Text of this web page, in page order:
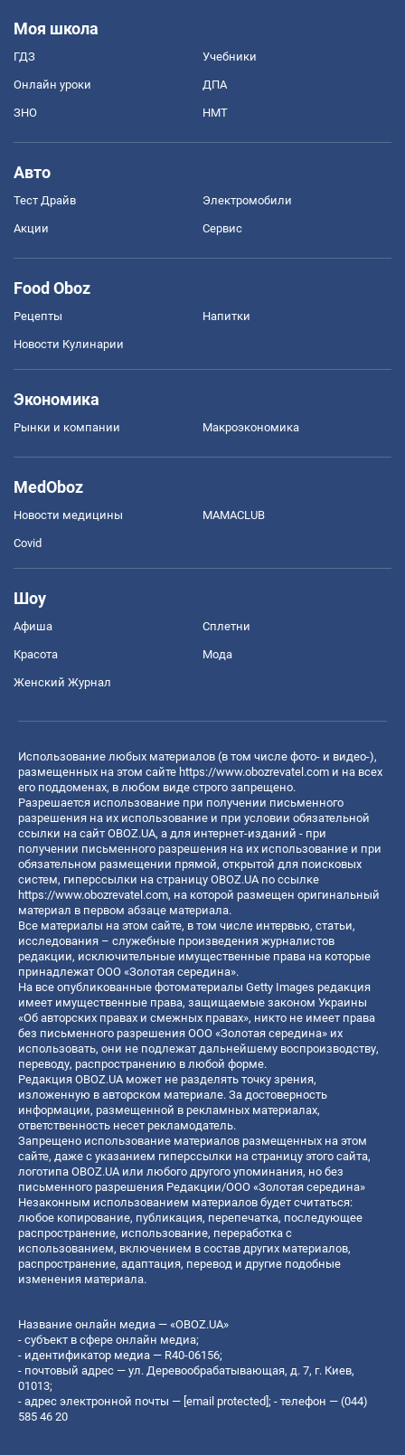
Моя школа
ГДЗ Учебники
Онлайн уроки ДПА
ЗНО НМТ
Авто
Тест Драйв Электромобили
Акции Сервис
Food Oboz
Рецепты Напитки
Новости Кулинарии
Экономика
Рынки и компании Mакроэкономика
MedOboz
Новости медицины MAMACLUB
Covid
Шоу
Афиша Сплетни
Красота Мода
Женский Журнал
Использование любых материалов (в том числе фото- и видео-),
размещенных на этом сайте https://www.obozrevatel.com и на всех
его поддоменах, в любом виде строго запрещено.
Разрешается использование при получении письменного
разрешения на их использование и при условии обязательной
ссылки на сайт OBOZ.UA, а для интернет-изданий - при
получении письменного разрешения на их использование и при
обязательном размещении прямой, открытой для поисковых
систем, гиперссылки на страницу OBOZ.UA по ссылке
https://www.obozrevatel.com, на которой размещен оригинальный
материал в первом абзаце материала.
Все материалы на этом сайте, в том числе интервью, статьи,
исследования – служебные произведения журналистов
редакции, исключительные имущественные права на которые
принадлежат ООО «Золотая середина».
На все опубликованные фотоматериалы Getty Images редакция
имеет имущественные права, защищаемые законом Украины
«Об авторских правах и смежных правах», никто не имеет права
без письменного разрешения ООО «Золотая середина» их
использовать, они не подлежат дальнейшему воспроизводству,
переводу, распространению в любой форме.
Редакция OBOZ.UA может не разделять точку зрения,
изложенную в авторском материале. За достоверность
информации, размещенной в рекламных материалах,
ответственность несет рекламодатель.
Запрещено использование материалов размещенных на этом
сайте, даже с указанием гиперссылки на страницу этого сайта,
логотипа OBOZ.UA или любого другого упоминания, но без
письменного разрешения Редакции/ООО «Золотая середина»
Незаконным использованием материалов будет считаться:
любое копирование, публикация, перепечатка, последующее
распространение, использование, переработка с
использованием, включением в состав других материалов,
распространение, адаптация, перевод и другие подобные
изменения материала.
Название онлайн медиа — «OBOZ.UA»
- субъект в сфере онлайн медиа;
- идентификатор медиа — R40-06156;
- почтовый адрес — ул. Деревообрабатывающая, д. 7, г. Киев,
01013;
- адрес электронной почты — [email protected]; - телефон — (044)
585 46 20